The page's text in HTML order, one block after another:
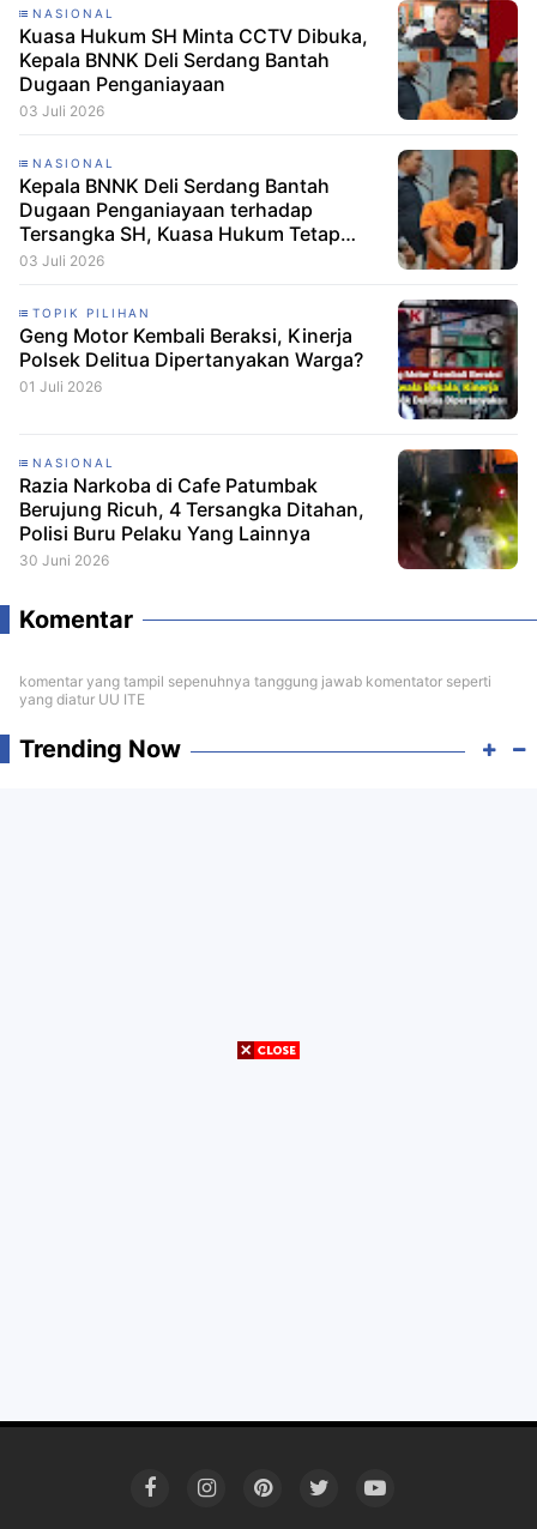
NASIONAL
Kuasa Hukum SH Minta CCTV Dibuka,
Kepala BNNK Deli Serdang Bantah
Dugaan Penganiayaan
03 Juli 2026
NASIONAL
Kepala BNNK Deli Serdang Bantah
Dugaan Penganiayaan terhadap
Tersangka SH, Kuasa Hukum Tetap
Minta CCTV Dibuka
03 Juli 2026
TOPIK PILIHAN
Geng Motor Kembali Beraksi, Kinerja
Polsek Delitua Dipertanyakan Warga?
01 Juli 2026
NASIONAL
Razia Narkoba di Cafe Patumbak
Berujung Ricuh, 4 Tersangka Ditahan,
Polisi Buru Pelaku Yang Lainnya
30 Juni 2026
Komentar
komentar yang tampil sepenuhnya tanggung jawab komentator seperti
yang diatur UU ITE
Trending Now